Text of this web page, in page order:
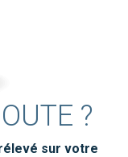
?
sur votre